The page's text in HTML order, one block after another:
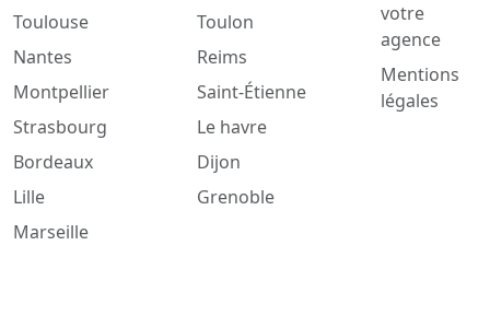
Toulouse
Nantes
Montpellier
Strasbourg
Bordeaux
Lille
Marseille
Toulon
Reims
Saint-Étienne
Le havre
Dijon
Grenoble
votre
agence
Mentions
légales